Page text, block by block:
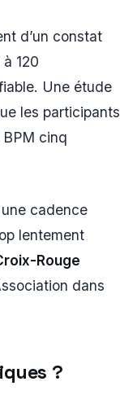
d’un constat
120
Une étude
les participants
cinq
cadence
lentement
Rouge
dans
?